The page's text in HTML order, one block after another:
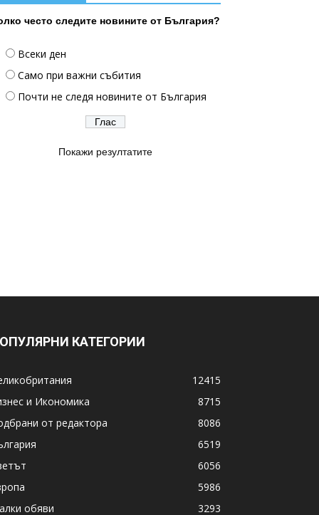
често следите новините от България?
Всеки ден
Само при важни събития
Почти не следя новините от България
Покажи резултатите
КАТЕГОРИИ
12415
и Икономика
8715
от редактора
8086
6519
6056
5986
обяви
3293